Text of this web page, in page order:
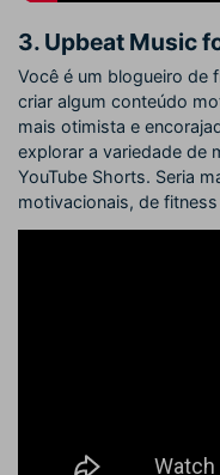
3. Upbeat Music
Você é um blogueiro de
criar algum conteúdo
mais otimista e
explorar a variedade de
YouTube Shorts. Seria
motivacionais, de